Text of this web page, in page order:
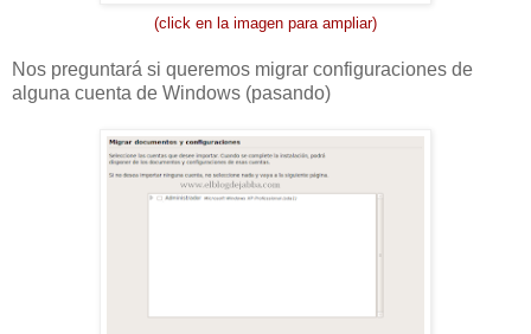
(click en la imagen para ampliar)
Nos preguntará si queremos migrar configuraciones de
alguna cuenta de Windows (pasando)